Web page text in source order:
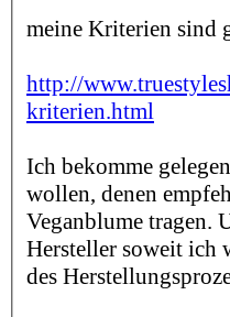
meine Kriterien sind
http://
kriterien.html
Ich bekomme
wollen, denen
Veganblume tragen.
Hersteller soweit ich
des